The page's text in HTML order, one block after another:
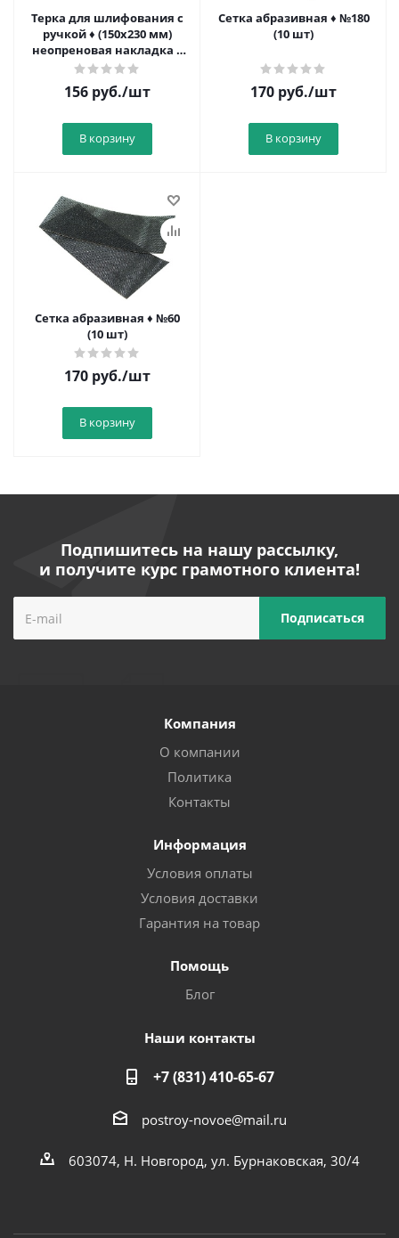
Терка для шлифования с
ручкой ♦ (150х230 мм)
неопреновая накладка 6
мм
156 руб./шт
В корзину
Сетка абразивная ♦ №180
(10 шт)
170 руб./шт
В корзину
Сетка абразивная ♦ №60
(10 шт)
170 руб./шт
В корзину
Подпишитесь на нашу рассылку,
и получите курс грамотного клиента!
Компания
О компании
Политика
Контакты
Информация
Условия оплаты
Условия доставки
Гарантия на товар
Помощь
Блог
Наши контакты
+7 (831) 410-65-67
postroy-novoe@mail.ru
603074, Н. Новгород, ул. Бурнаковская, 30/4